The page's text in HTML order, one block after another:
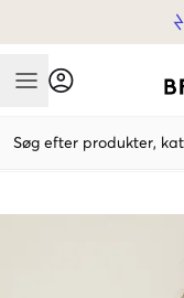
Mobile Menu
Søg efter produkter,